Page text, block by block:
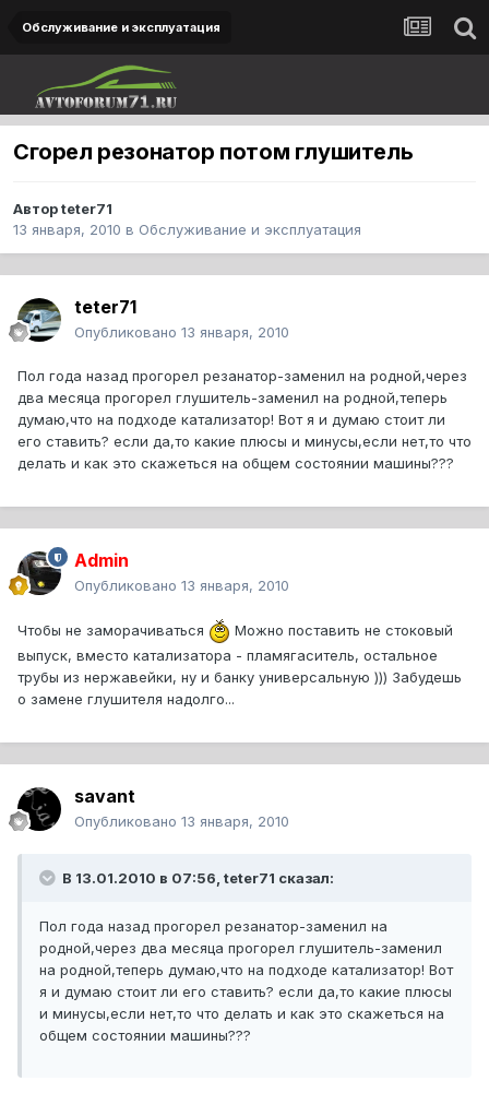
Обслуживание и эксплуатация
Сгорел резонатор потом глушитель
Авторteter71
13 января, 2010 в Обслуживание и эксплуатация
teter71
Опубликовано 13 января, 2010
Пол года назад прогорел резанатор-заменил на родной,через
два месяца прогорел глушитель-заменил на родной,теперь
думаю,что на подходе катализатор! Вот я и думаю стоит ли
его ставить? если да,то какие плюсы и минусы,если нет,то что
делать и как это скажеться на общем состоянии машины???
Admin
Опубликовано 13 января, 2010
Чтобы не заморачиваться
Можно поставить не стоковый
выпуск, вместо катализатора - пламягаситель, остальное
трубы из нержавейки, ну и банку универсальную ))) Забудешь
о замене глушителя надолго...
savant
Опубликовано 13 января, 2010
В 13.01.2010 в 07:56, teter71 сказал:
Пол года назад прогорел резанатор-заменил на
родной,через два месяца прогорел глушитель-заменил
на родной,теперь думаю,что на подходе катализатор! Вот
я и думаю стоит ли его ставить? если да,то какие плюсы
и минусы,если нет,то что делать и как это скажеться на
общем состоянии машины???